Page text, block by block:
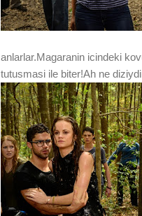
anlarlar.Magaranin icindeki
tutusmasi ile biter!Ah ne